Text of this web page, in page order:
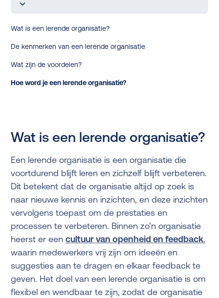
Wat is een lerende organisatie?
Een lerende organisatie is een organisatie die
voortdurend blijft leren en zichzelf blijft verbeteren.
Dit betekent dat de organisatie altijd op zoek is
naar nieuwe kennis en inzichten, en deze inzichten
vervolgens toepast om de prestaties en
processen te verbeteren. Binnen zo’n organisatie
heerst er eencultuur van openheid en feedback,
waarin medewerkers vrij zijn om ideeën en
suggesties aan te dragen en elkaar feedback te
geven. Het doel van een lerende organisatie is om
flexibel en wendbaar te zijn, zodat de organisatie
Wat is een lerende organisatie?
De kenmerken van een lerende organisatie
Wat zijn de voordelen?
Hoe word je een lerende organisatie?